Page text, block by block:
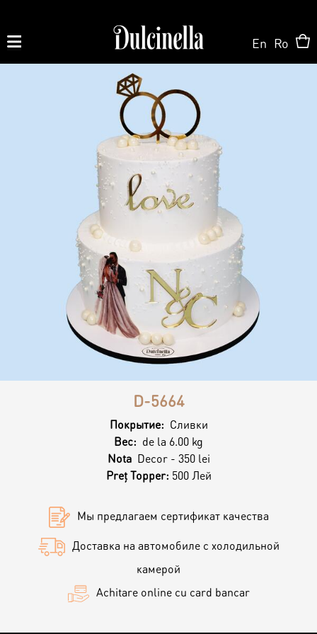
Produse la comandă:
062 10 02 11|060 02 58 58
На Заказ
На Заказ
Торт на заказ
Персонализированный Десерт
Кэнди Бар
Магазин ONLINE
Кондитерская
Торты
Пирожные
Макарон
Круассаны и маффины
О нас
Контакты
En Ro
D-5664
Покрытие: Сливки
Вес: de la 6.00 kg
Nota Decor - 350 lei
Preț Topper: 500 Лей
Мы предлагаем сертификат качества
Доставка на автомобиле с холодильной
камерой
Achitare online cu card bancar